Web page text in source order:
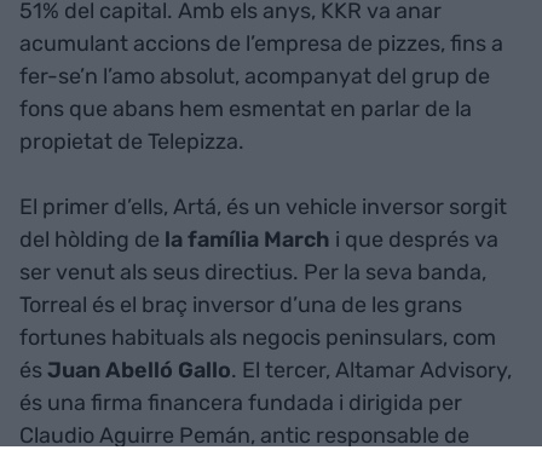
51% del capital. Amb els anys, KKR va anar
acumulant accions de l’empresa de pizzes, fins a
fer-se’n l’amo absolut, acompanyat del grup de
fons que abans hem esmentat en parlar de la
propietat de Telepizza.
El primer d’ells, Artá, és un vehicle inversor sorgit
del hòlding de la família March i que després va
ser venut als seus directius. Per la seva banda,
Torreal és el braç inversor d’una de les grans
fortunes habituals als negocis peninsulars, com
ésJuan Abelló Gallo. El tercer, Altamar Advisory,
és una firma financera fundada i dirigida per
Claudio Aguirre Pemán, antic responsable de